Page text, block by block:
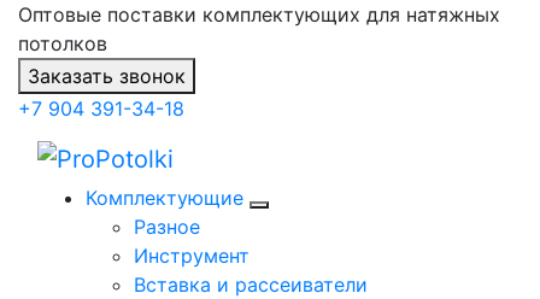
Оптовые поставки комплектующих для натяжных
потолков
Заказать звонок
+7 904 391-34-18
Комплектующие
Разное
Инструмент
Вставка и рассеиватели